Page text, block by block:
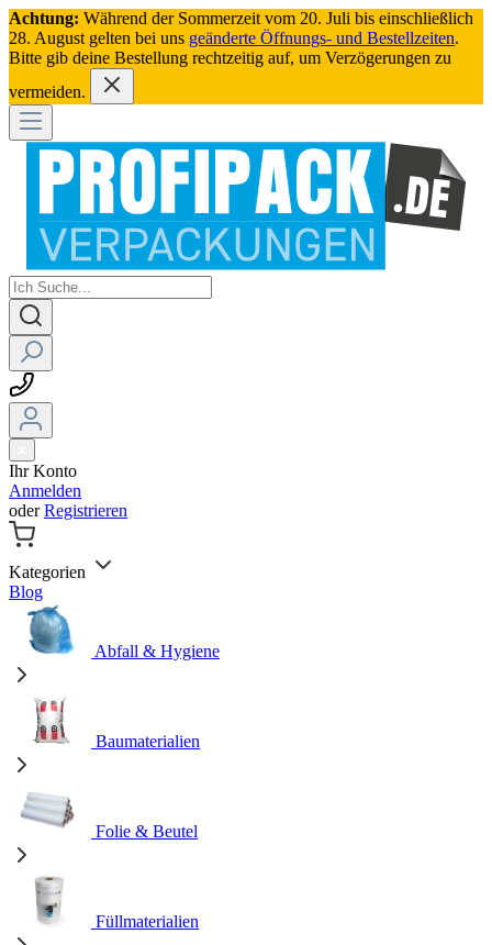
Achtung: Während der Sommerzeit vom 20. Juli bis einschließlich
28. August gelten bei uns geänderte Öffnungs- und Bestellzeiten.
Bitte gib deine Bestellung rechtzeitig auf, um Verzögerungen zu
vermeiden.
Ihr Konto
Anmelden
oderRegistrieren
Kategorien
Blog
Abfall & Hygiene
Baumaterialien
Folie & Beutel
Füllmaterialien